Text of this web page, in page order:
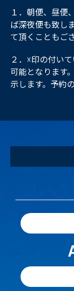
１．朝便、昼便
ば深夜便も致し
て頂くこともご
２．☓印の付い
可能となります
示します。予約